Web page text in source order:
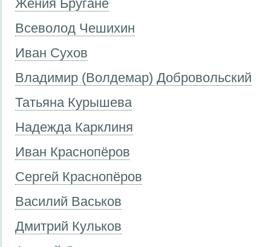
Жения Бругане
Всеволод Чешихин
Иван Сухов
Владимир (Волдемар) Добровольский
Татьяна Курышева
Надежда Карклиня
Иван Краснопёров
Сергей Краснопёров
Василий Васьков
Дмитрий Кульков